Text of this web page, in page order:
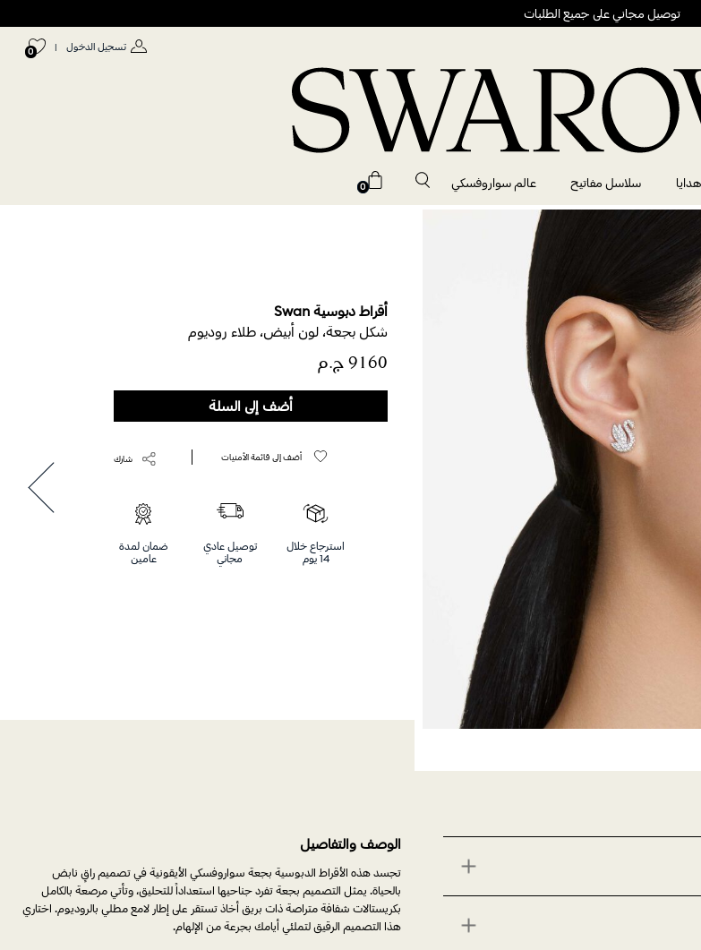
توصيل مجاني على جميع الطلبات
تسجيل الدخول |
0
هدايا سلاسل مفاتيح عالم سواروفسكي 0
أقراط دبوسية Swan
شكل بجعة، لون أبيض، طلاء روديوم
أضف إلى السلة
أضف إلى قائمة الأمنيات شارك
استرجاع خلال
14 يوم
توصيل عادي
مجاني
ضمان لمدة
عامين
الوصف والتفاصيل
تجسد هذه الأقراط الدبوسية بجعة سواروفسكي الأيقونية في تصميم راقٍ نابض
بالحياة. يمثل التصميم بجعة تفرد جناحيها استعداداً للتحليق، وتأتي مرصعة بالكامل
بكريستالات شفافة متراصة ذات بريق أخاذ تستقر على إطار لامع مطلي بالروديوم. اختاري
هذا التصميم الرقيق لتملئي أيامك بجرعة من الإلهام.